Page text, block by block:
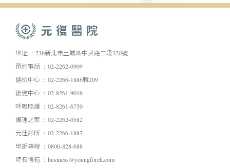
地址
236新北市土城區中央路二段320號
預約電話
02-2262-0909
健檢中心
02-2266-1886轉209
復健中心
02-8261-9016
呼吸照護
02-8261-6750
護理之家
02-2262-0582
元佳診所
02-2266-1887
申訴專線
0800-828-688
院長信箱
business@youngforeh.com